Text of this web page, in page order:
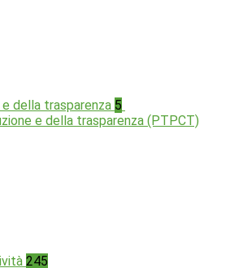
della trasparenza 5
e della trasparenza (PTPCT)
245